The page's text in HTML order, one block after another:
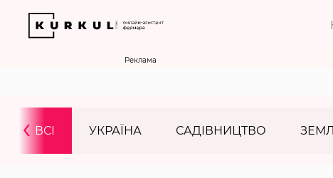
Реклама
ВСІ УКРАЇНА САДІВНИЦТВО
‹